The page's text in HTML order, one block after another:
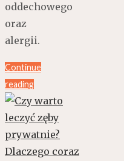
oddechowego
oraz
alergii.
Continue
reading